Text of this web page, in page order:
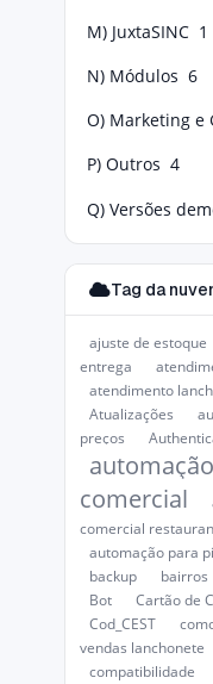
M) JuxtaSINC 1
N) Módulos 6
P) Outros 4
Q) Versões
Tag da
ajuste de estoque
entrega
atendimento
Atualizações
preços
automação
comercial
comercial
automação para
backup
bairros
Bot
Cartão de
Cod_CEST
vendas lanchonete
compatibilidade